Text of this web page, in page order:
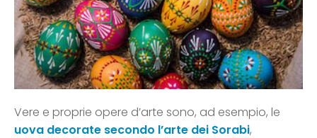
Vere e proprie opere d’arte sono, ad esempio, le
uova decorate secondo l’arte dei Sorabi,